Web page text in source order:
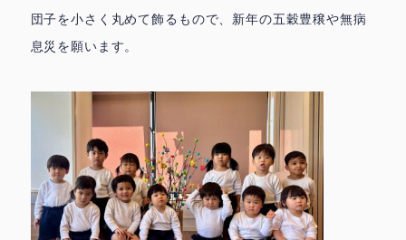
団子を小さく丸めて飾るもので、新年の五穀豊穣や無病
息災を願います。